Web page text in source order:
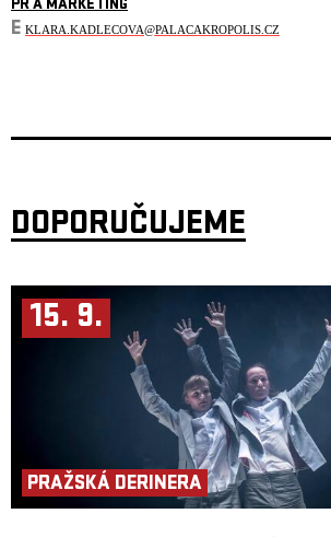
PR A MARKETING
E KLARA.KADLECOVA@PALACAKROPOLIS.CZ
DOPORUČUJEME
15. 9.
PRAŽSKÁ DERINERA